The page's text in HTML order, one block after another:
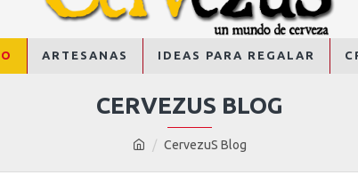
ARTESANAS IDEAS PARA REGALAR
CervezuS Blog
CERVEZUS BLOG